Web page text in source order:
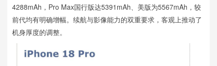
4288mAh，Pro Max国行版达5391mAh、美版为5567mAh，较
前代均有明确增幅。续航与影像能力的双重要求，客观上推动了
机身厚度的调整。